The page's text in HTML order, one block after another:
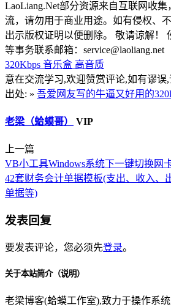
LaoLiang.Net部分资源来自互联网收
流，请勿用于商业用途。如有侵权、
出示版权证明以便删除。 敬请谅解！
等事务联系邮箱：service@laoliang.net
320Kbps 音乐盒 高音质
意在交流学习,欢迎赞赏评论,如有谬误
出处: » 吾爱网友写的牛逼又好用的
老梁（蛤蟆哥） VIP
上一篇
VB小工具Windows系统下一键切换网
42套财务会计单据模板(支出、收入、
单据等)
发表回复
要发表评论，您必须先登录。
关于本站简介（说明）
老梁博客(蛤蟆工作室),致力于操作系